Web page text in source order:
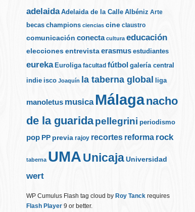
adelaida Adelaida de la Calle Albéniz Arte
becas champions ciencias cine claustro
comunicación conecta cultura educación
elecciones entrevista erasmus estudiantes
eureka Euroliga facultad fútbol galería central
indie isco Joaquín la taberna global liga
manoletus musica Málaganacho
de la guaridapellegrini periodismo
pop PP previa rajoy recortes reforma rock
taberna UMA UnicajaUniversidad
wert
WP Cumulus Flash tag cloud by Roy Tanck requires
Flash Player 9 or better.